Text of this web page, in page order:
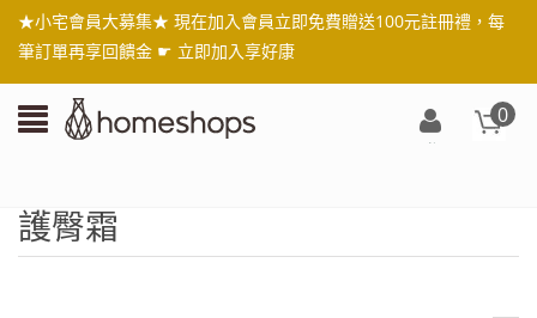
★小宅會員大募集★ 現在加入會員立即免費贈送100元註冊禮，每
筆訂單再享回饋金 ☛ 立即加入享好康
0
護臀霜